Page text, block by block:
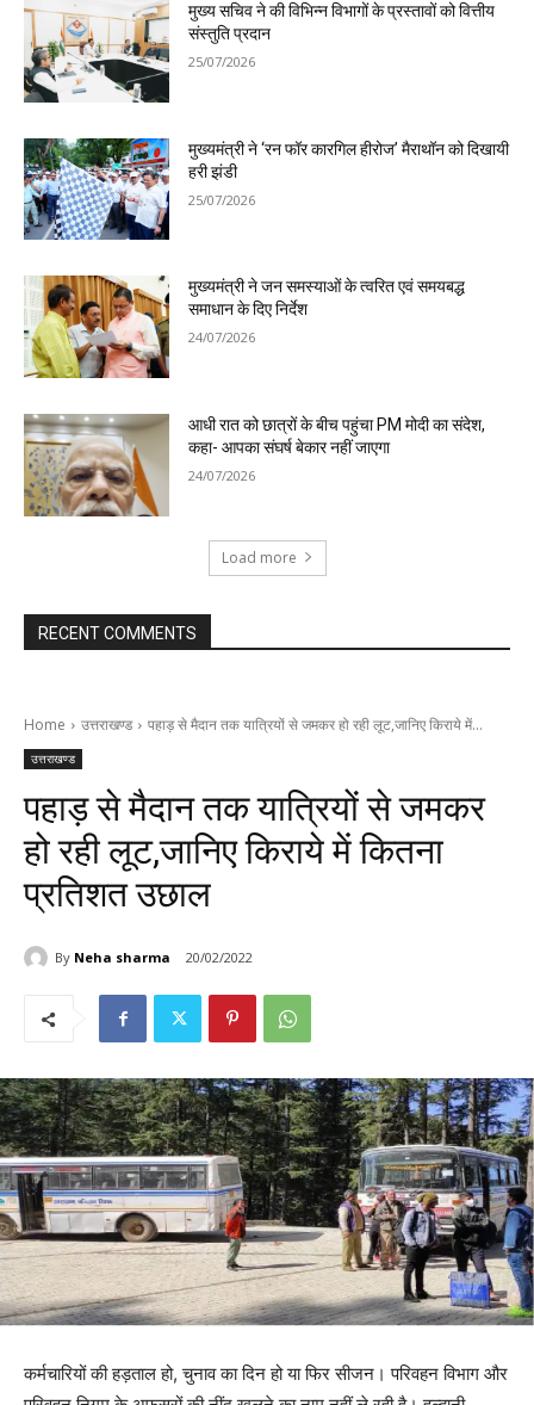
मुख्य सचिव ने की विभिन्न विभागों के प्रस्तावों को वित्तीय
संस्तुति प्रदान
25/07/2026
मुख्यमंत्री ने ‘रन फॉर कारगिल हीरोज’ मैराथॉन को दिखायी
हरी झंडी
25/07/2026
मुख्यमंत्री ने जन समस्याओं के त्वरित एवं समयबद्ध
समाधान के दिए निर्देश
24/07/2026
आधी रात को छात्रों के बीच पहुंचा PM मोदी का संदेश,
कहा- आपका संघर्ष बेकार नहीं जाएगा
24/07/2026
Load more
RECENT COMMENTS